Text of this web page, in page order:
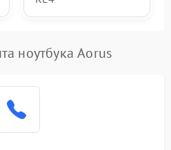
ноутбука Aorus